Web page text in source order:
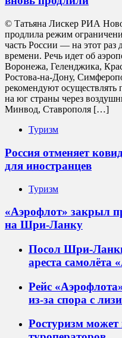
© Татьяна Лискер РИА
продлила режим
часть России — на этот
времени. Речь идет об
Воронежа, Геленджика,
Ростова-на-Дону,
рекомендуют осуществлять
на юг страны через
Минвод, Ставрополя […]
Туризм
Россия отменяет
для иностранцев
Туризм
«Аэрофлот» закрыл
на Шри-Ланку
Посол Шри-
ареста самолёта
Рейс
из-за спора с
Ростуризм